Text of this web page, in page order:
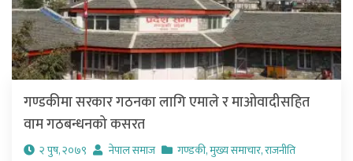
गण्डकीमा सरकार गठनका लागि एमाले र माओवादीसहित
वाम गठबन्धनको कसरत
२ पुष, २०७९ नेपाल समाज गण्डकी,मुख्य समाचार,राजनीति